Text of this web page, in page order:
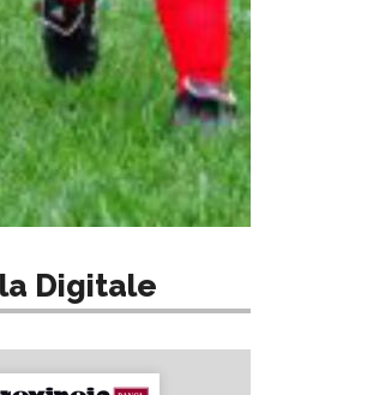
Digitale